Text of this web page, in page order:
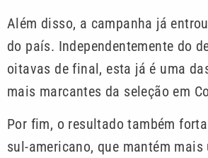
Além disso, a campanha já
do país. Independentemente do
oitavas de final, esta já é uma
mais marcantes da seleção em
Por fim, o resultado também
sul-americano, que mantém mais